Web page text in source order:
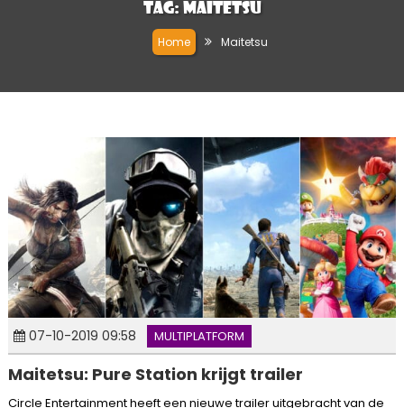
Tag: Maitetsu
Home Maitetsu
07-10-2019 09:58 MULTIPLATFORM
Maitetsu: Pure Station krijgt trailer
Circle Entertainment heeft een nieuwe trailer uitgebracht van de